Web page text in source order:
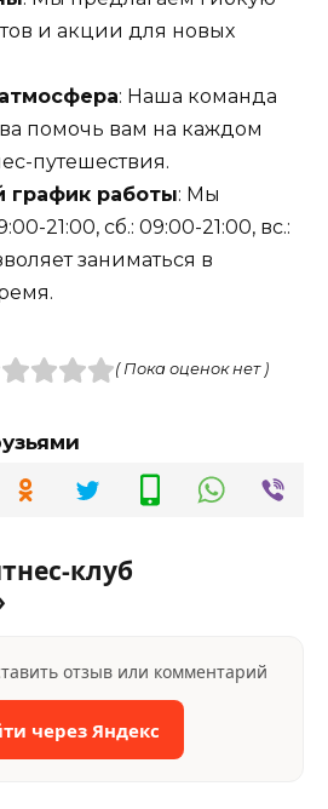
и акции для новых
: Наша команда
помочь вам на каждом
путешествия.
график работы: Мы
21:00, сб.: 09:00-21:00, вс.:
заниматься в
( Пока оценок нет )
клуб
отзыв или комментарий
через Яндекс